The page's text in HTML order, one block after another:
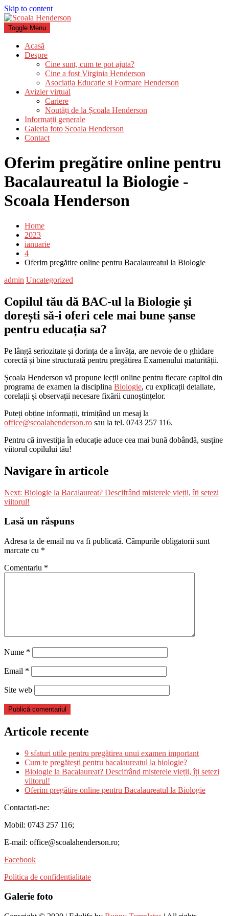
Skip to content
Toggle Menu
Acasă
Despre
Cine sunt, cum te pot ajuta?
Cine a fost Virginia Henderson
Asociația Educație și Formare Henderson
Avizier virtual
Cariere
Noutăți de la Școala Henderson
Informații generale
Galeria foto Școala Henderson
Contact
Oferim pregătire online pentru
Bacalaureatul la Biologie -
Scoala Henderson
Home
2023
ianuarie
4
Oferim pregătire online pentru Bacalaureatul la Biologie
admin Uncategorized
Copilul tău dă BAC-ul la Biologie și
dorești să-i oferi cele mai bune șanse
pentru educația sa?
Pe lângă seriozitate și dorința de a învăța, are nevoie de o ghidare
corectă și bine structurată pentru pregătirea Examenului maturității.
Școala Henderson vă propune lecții online pentru fiecare capitol din
programa de examen la disciplina Biologie, cu explicații detaliate,
corelații și observații necesare fixării cunoștințelor.
Puteți obține informații, trimițând un mesaj la
office@scoalahenderson.ro sau la tel. 0743 257 116.
Pentru că investiția în educație aduce cea mai bună dobândă, susține
viitorul copilului tău!
Navigare în articole
Next: Biologie la Bacalaureat? Descifrând misterele vieții, îți setezi
viitorul!
Lasă un răspuns
Adresa ta de email nu va fi publicată. Câmpurile obligatorii sunt
marcate cu *
Comentariu *
Nume *
Email *
Site web
Articole recente
9 sfaturi utile pentru pregătirea unui examen important
Cum te pregătești pentru bacalaureatul la biologie?
Biologie la Bacalaureat? Descifrând misterele vieții, îți setezi
viitorul!
Oferim pregătire online pentru Bacalaureatul la Biologie
Contactați-ne:
Mobil: 0743 257 116;
E-mail: office@scoalahenderson.ro;
Facebook
Politica de confidentialitate
Galerie foto